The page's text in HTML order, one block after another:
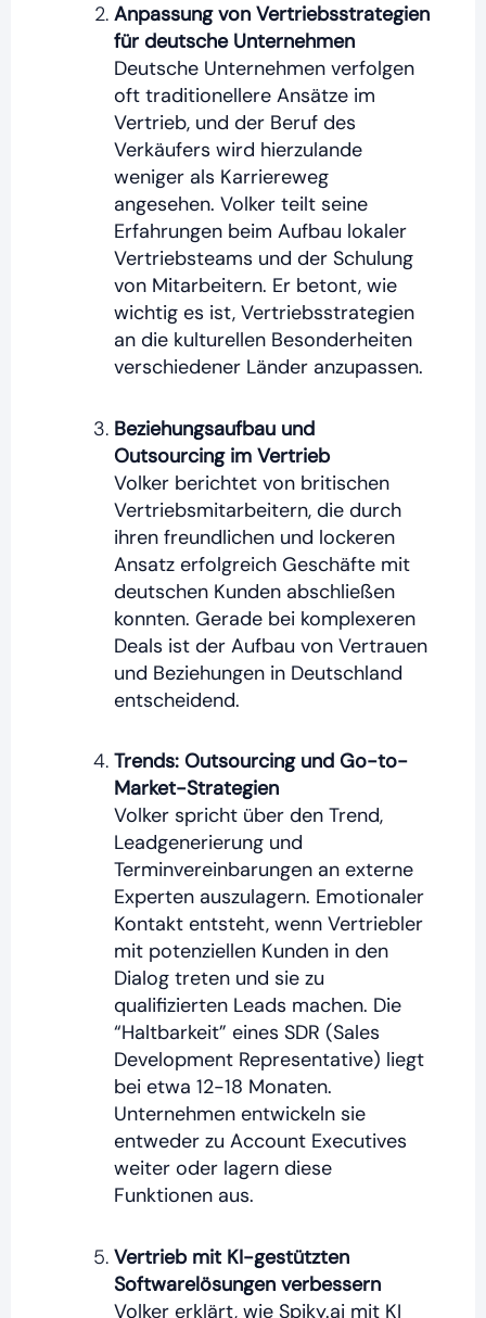
Anpassung von Vertriebsstrategien
für deutsche Unternehmen
Deutsche Unternehmen verfolgen
oft traditionellere Ansätze im
Vertrieb, und der Beruf des
Verkäufers wird hierzulande
weniger als Karriereweg
angesehen.Volker teilt seine
Erfahrungen beim Aufbau lokaler
Vertriebsteams und der Schulung
von Mitarbeitern. Er betont, wie
wichtig es ist, Vertriebsstrategien
an die kulturellen Besonderheiten
verschiedener Länder anzupassen.
Beziehungsaufbau und
Outsourcing im Vertrieb
Volker berichtet von britischen
Vertriebsmitarbeitern, die durch
ihren freundlichen und lockeren
Ansatz erfolgreich Geschäfte mit
deutschen Kunden abschließen
konnten.Gerade bei komplexeren
Deals ist der Aufbau von Vertrauen
und Beziehungen in Deutschland
entscheidend.
Trends: Outsourcing und Go-to-
Market-Strategien
Volker spricht über den Trend,
Leadgenerierung und
Terminvereinbarungen an externe
Experten auszulagern. Emotionaler
Kontakt entsteht, wenn Vertriebler
mit potenziellen Kunden in den
Dialog treten und sie zu
qualifizierten Leads machen. Die
“Haltbarkeit” eines SDR (Sales
Development Representative) liegt
bei etwa 12-18 Monaten.
Unternehmen entwickeln sie
entweder zu Account Executives
weiter oder lagern diese
Funktionen aus.
Vertrieb mit KI-gestützten
Softwarelösungen verbessern
Volker erklärt, wie Spiky.ai mit KI